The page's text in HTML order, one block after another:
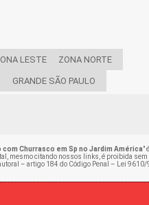
LESTE ZONA NORTE
GRANDE SÃO PAULO
Churrasco em Sp no Jardim América" é
mesmo citando nossos links, é proibida sem
– artigo 184 do Código Penal –
Lei 9610/